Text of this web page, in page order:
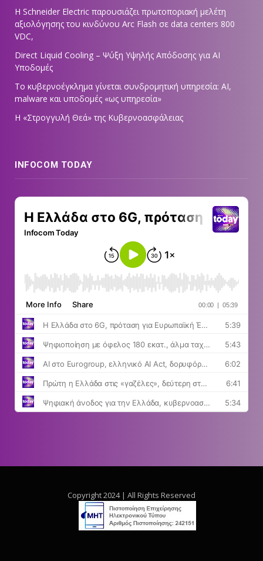
Η Schneider Electric παρουσιάζει πρωτοποριακή μελέτη
αξιολόγησης του κινδύνου Arc Flash σε data centers 800
VDC,
Direct Liquid Cooling – Ψύξη Υψηλής Απόδοσης για AI
Υποδομές
Το κυβερνοέγκλημα γίνεται συνδρομητική υπηρεσία: AI,
malware και υποδομές «ως υπηρεσία»
Η «Στρογγυλή Θεά» της Κυβερνοασφάλειας
INFOCOM TODAY
Copyright 2024 | All Rights Reserved